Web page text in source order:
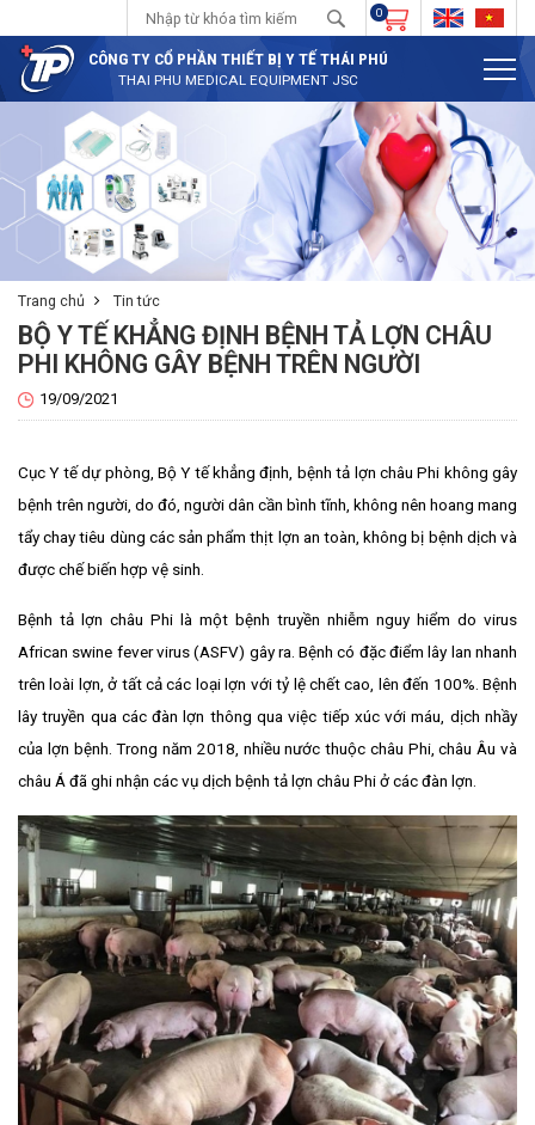
0
CÔNG TY CỔ PHẦN THIẾT BỊ Y TẾ THÁI PHÚ
THAI PHU MEDICAL EQUIPMENT JSC
Trang chủ Tin tức
BỘ Y TẾ KHẲNG ĐỊNH BỆNH TẢ LỢN CHÂU
PHI KHÔNG GÂY BỆNH TRÊN NGƯỜI
19/09/2021
Cục Y tế dự phòng, Bộ Y tế khẳng định, bệnh tả lợn châu Phi không gây
bệnh trên người, do đó, người dân cần bình tĩnh, không nên hoang mang
tẩy chay tiêu dùng các sản phẩm thịt lợn an toàn, không bị bệnh dịch và
được chế biến hợp vệ sinh.
Bệnh tả lợn châu Phi là một bệnh truyền nhiễm nguy hiểm do virus
African swine fever virus (ASFV) gây ra. Bệnh có đặc điểm lây lan nhanh
trên loài lợn, ở tất cả các loại lợn với tỷ lệ chết cao, lên đến 100%. Bệnh
lây truyền qua các đàn lợn thông qua việc tiếp xúc với máu, dịch nhầy
của lợn bệnh. Trong năm 2018, nhiều nước thuộc châu Phi, châu Âu và
châu Á đã ghi nhận các vụ dịch bệnh tả lợn châu Phi ở các đàn lợn.